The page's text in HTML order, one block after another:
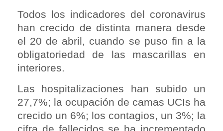
Todos los indicadores del coronavirus
han crecido de distinta manera desde
el 20 de abril, cuando se puso fin a la
obligatoriedad de las mascarillas en
interiores.
Las hospitalizaciones han subido un
27,7%; la ocupación de camas UCIs ha
crecido un 6%; los contagios, un 3%; la